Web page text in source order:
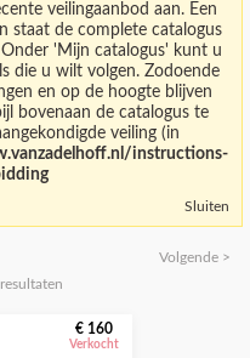
veilingaanbod aan. Een
staat de complete catalogus
'Mijn catalogus' kunt u
die u wilt volgen. Zodoende
en op de hoogte blijven
bovenaan de catalogus te
veiling (in
instructions-
Sluiten
Volgende >
€ 160
Verkocht